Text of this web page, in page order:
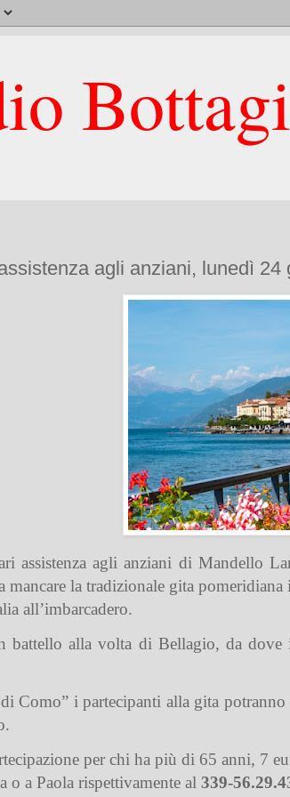
agli anziani, lunedì
assistenza agli anziani di Mandello
mancare la tradizionale gita
all’imbarcadero.
battello alla volta di Bellagio, da
Como” i partecipanti alla gita
per chi ha più di 65 anni, 7
o a Paola rispettivamente al 339-